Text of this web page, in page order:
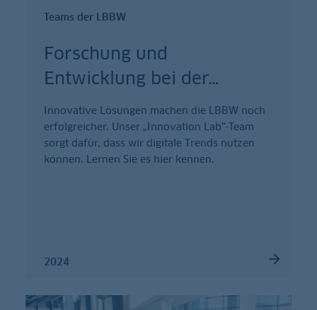
Teams der LBBW
Forschung und
Entwicklung bei der…
Innovative Lösungen machen die LBBW noch
erfolgreicher. Unser „Innovation Lab“-Team
sorgt dafür, dass wir digitale Trends nutzen
können. Lernen Sie es hier kennen.
2024